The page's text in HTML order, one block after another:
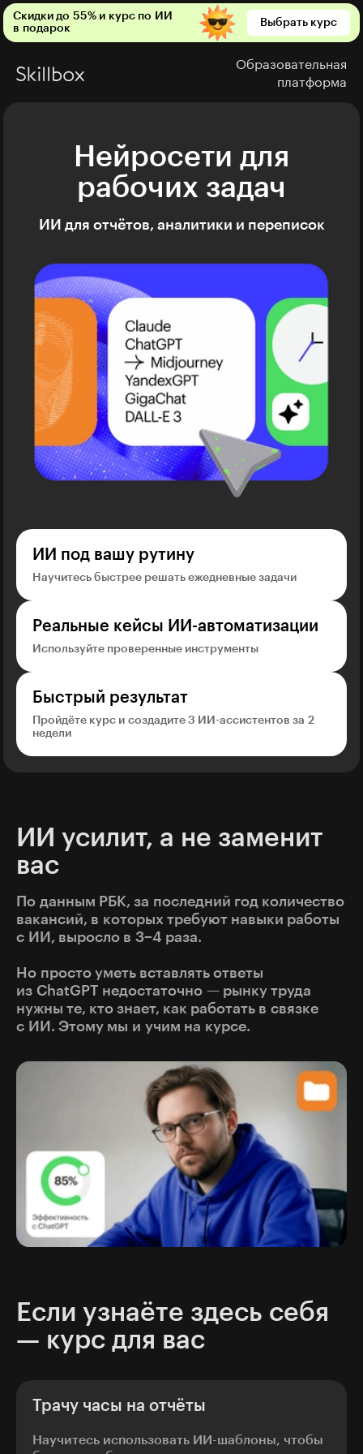
Скидки до 55% и курс по ИИ
в подарок
Выбрать курс
Образовательная
платформа
Нейросети для
рабочих задач
ИИ для отчётов, аналитики и переписок
ИИ под вашу рутину
Научитесь быстрее решать ежедневные задачи
Реальные кейсы ИИ-автоматизации
Используйте проверенные инструменты
Быстрый результат
Пройдёте курс и создадите 3 ИИ-ассистентов за 2
недели
ИИ усилит, а не заменит
вас
По данным РБК, за последний год количество
вакансий, в которых требуют навыки работы
с ИИ, выросло в 3−4 раза.
Но просто уметь вставлять ответы
из ChatGPT недостаточно — рынку труда
нужны те, кто знает, как работать в связке
с ИИ. Этому мы и учим на курсе.
Если узнаёте здесь себя
— курс для вас
Трачу часы на отчёты
Научитесь использовать ИИ-шаблоны, чтобы